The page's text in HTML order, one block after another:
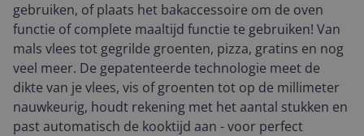
gebruiken, of plaats het bakaccessoire om de oven
functie of complete maaltijd functie te gebruiken! Van
mals vlees tot gegrilde groenten, pizza, gratins en nog
veel meer. De gepatenteerde technologie meet de
dikte van je vlees, vis of groenten tot op de millimeter
nauwkeurig, houdt rekening met het aantal stukken en
past automatisch de kooktijd aan - voor perfect